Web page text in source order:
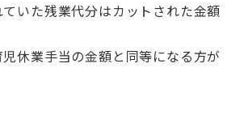
いた残業代分はカットされた金額
休業手当の金額と同等になる方が